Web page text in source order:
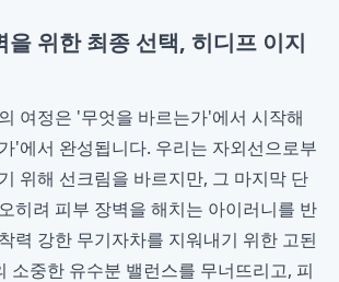
을 위한 최종 선택, 히디프 이지
여정은 '무엇을 바르는가'에서 시작해
'에서 완성됩니다. 우리는 자외선으로부
위해 선크림을 바르지만, 그 마지막 단
히려 피부 장벽을 해치는 아이러니를 반
력 강한 무기자차를 지워내기 위한 고된
소중한 유수분 밸런스를 무너뜨리고, 피